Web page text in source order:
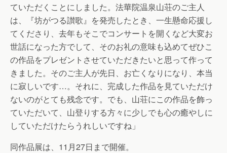
ていただくことにしました。法華院温泉山荘のご主人
は、『坊がつる讃歌』を発売したとき、一生懸命応援し
てくださり、去年もそこでコンサートを開くなど大変お
世話になった方でして、そのお礼の意味も込めてぜひこ
の作品をプレゼントさせていただきたいと思って作って
きました。そのご主人が先日、お亡くなりになり、本当
に寂しいです…。それに、完成した作品を見ていただけ
ないのがとても残念です。でも、山荘にこの作品を飾っ
ていただいて、山登りする方々に少しでも心の癒やしに
していただけたらうれしいですね」
同作品展は、11月27日まで開催。